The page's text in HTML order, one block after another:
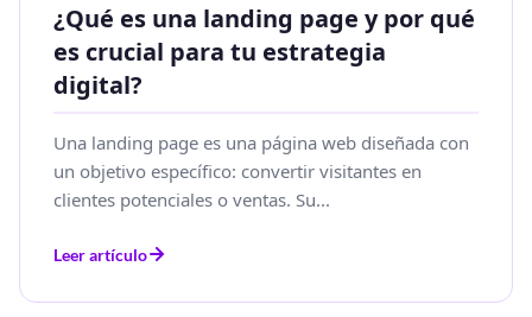
¿Qué es una landing page y por qué
es crucial para tu estrategia
digital?
Una landing page es una página web diseñada con
un objetivo específico: convertir visitantes en
clientes potenciales o ventas. Su...
Leer artículo